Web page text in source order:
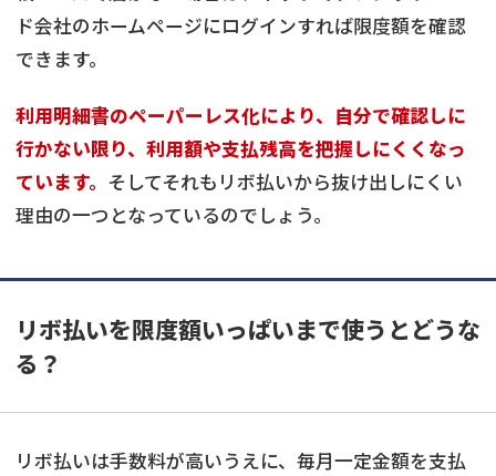
ド会社のホームページにログインすれば限度額を確認
できます。
利用明細書のペーパーレス化により、自分で確認しに
行かない限り、利用額や支払残高を把握しにくくなっ
ています。 そしてそれもリボ払いから抜け出しにくい
理由の一つとなっているのでしょう。
リボ払いを限度額いっぱいまで使うとどうな
る？
リボ払いは手数料が高いうえに、毎月一定金額を支払